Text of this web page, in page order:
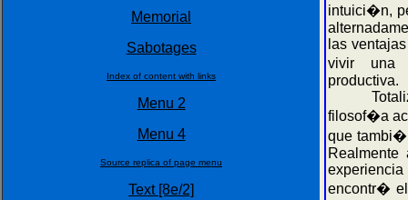
Memorial
Sabotages
Index of content with links
Menu 2
Menu 4
Source replica of page menu
Text [8e/2]
intuici�n,
las
vivir una
productiva.
Totalizm
filosof�a
que
encontr�